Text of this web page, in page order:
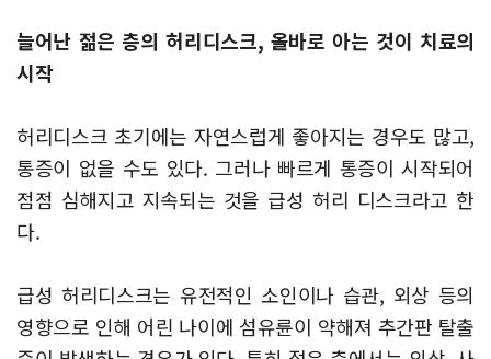
늘어난 젊은 층의 허리디스크, 올바로 아는 것이 치료의
시작​
허리디스크 초기에는 자연스럽게 좋아지는 경우도 많고,
통증이 없을 수도 있다. 그러나 빠르게 통증이 시작되어
점점 심해지고 지속되는 것을 급성 허리 디스크라고 한
다.
급성 허리디스크는 유전적인 소인이나 습관, 외상 등의
영향으로 인해 어린 나이에 섬유륜이 약해져 추간판 탈출